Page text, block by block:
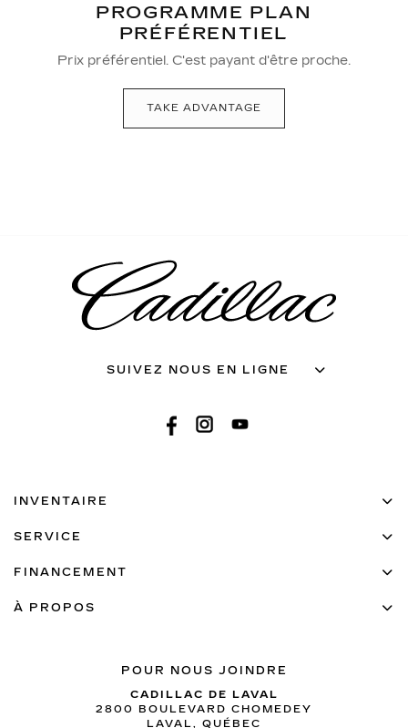
PROGRAMME PLAN
PRÉFÉRENTIEL
Prix préférentiel. C'est payant d'être proche.
TAKE ADVANTAGE
SUIVEZ NOUS EN LIGNE
POUR NOUS JOINDRE
CADILLAC DE LAVAL
2800 BOULEVARD CHOMEDEY
LAVAL, QUÉBEC
INVENTAIRE
SERVICE
FINANCEMENT
À PROPOS